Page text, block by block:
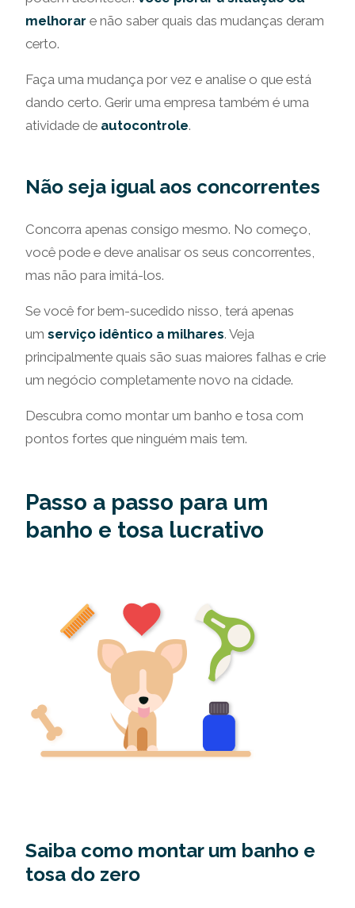
melhorar e não saber quais das mudanças deram
certo.
Faça uma mudança por vez e analise o que está
dando certo. Gerir uma empresa também é uma
atividade de autocontrole.
Não seja igual aos concorrentes
Concorra apenas consigo mesmo. No começo,
você pode e deve analisar os seus concorrentes,
mas não para imitá-los.
Se você for bem-sucedido nisso, terá apenas
um serviço idêntico a milhares. Veja
principalmente quais são suas maiores falhas e crie
um negócio completamente novo na cidade.
Descubra como montar um banho e tosa com
pontos fortes que ninguém mais tem.
Passo a passo para um
banho e tosa lucrativo
Saiba como montar um banho e
tosa do zero